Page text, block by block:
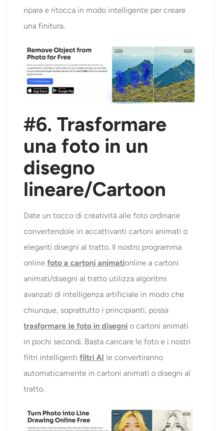
ripara e ritocca in modo intelligente per creare
una finitura.
#6.Trasformare
una foto in un
disegno
lineare/Cartoon
Date un tocco di creatività alle foto ordinarie
convertendole in accattivanti cartoni animati o
eleganti disegni al tratto. Il nostro programma
onlinefoto a cartoni animationline a cartoni
animati/disegni al tratto utilizza algoritmi
avanzati di intelligenza artificiale in modo che
chiunque, soprattutto i principianti, possa
trasformare le foto in disegni o cartoni animati
in pochi secondi. Basta caricare le foto e i nostri
filtri intelligentifiltri AI le convertiranno
automaticamente in cartoni animati o disegni al
tratto.